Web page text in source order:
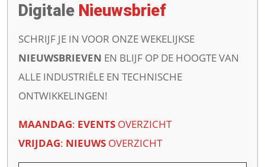
Digitale Nieuwsbrief
SCHRIJF JE IN VOOR ONZE WEKELIJKSE
NIEUWSBRIEVEN EN BLIJF OP DE HOOGTE VAN
ALLE INDUSTRIËLE EN TECHNISCHE
ONTWIKKELINGEN!
MAANDAG: EVENTS OVERZICHT
VRIJDAG: NIEUWS OVERZICHT